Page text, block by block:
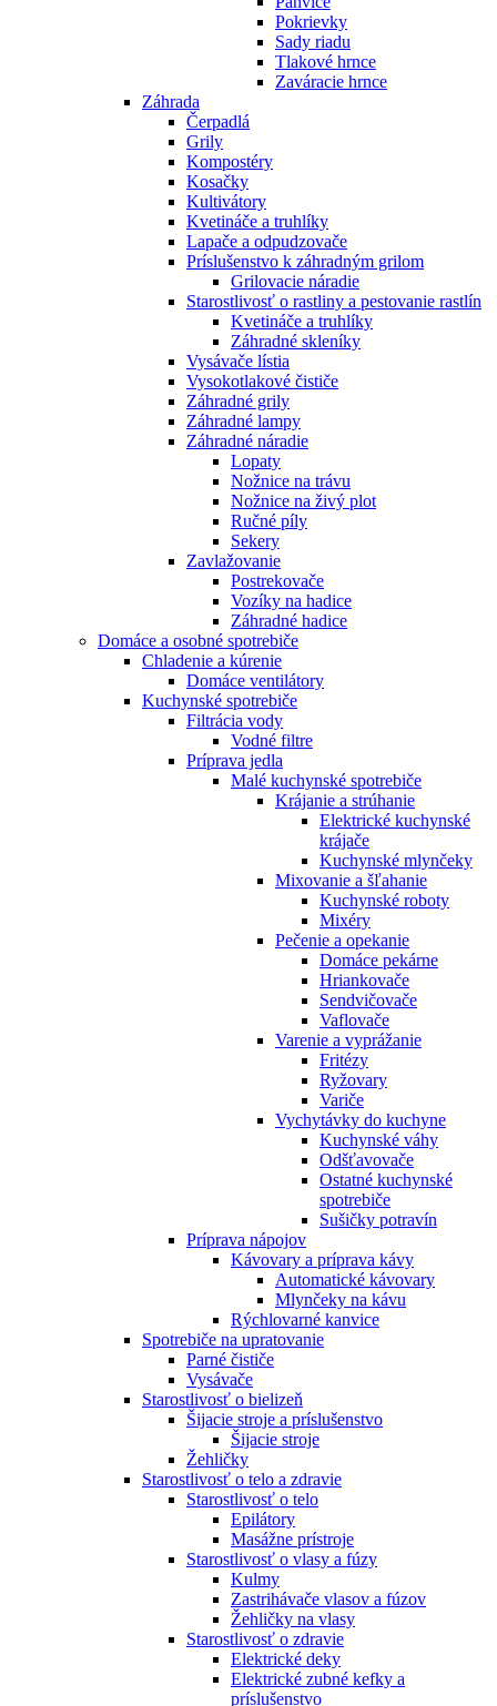
Pokrievky
Sady riadu
Tlakové hrnce
Zaváracie hrnce
Záhrada
Čerpadlá
Grily
Kompostéry
Kosačky
Kultivátory
Kvetináče a truhlíky
Lapače a odpudzovače
Príslušenstvo k záhradným grilom
Grilovacie náradie
Starostlivosť o rastliny a pestovanie rastlín
Kvetináče a truhlíky
Záhradné skleníky
Vysávače lístia
Vysokotlakové čističe
Záhradné grily
Záhradné lampy
Záhradné náradie
Lopaty
Nožnice na trávu
Nožnice na živý plot
Ručné píly
Sekery
Zavlažovanie
Postrekovače
Vozíky na hadice
Záhradné hadice
Domáce a osobné spotrebiče
Chladenie a kúrenie
Domáce ventilátory
Kuchynské spotrebiče
Filtrácia vody
Vodné filtre
Príprava jedla
Malé kuchynské spotrebiče
Krájanie a strúhanie
Elektrické kuchynské
krájače
Kuchynské mlynčeky
Mixovanie a šľahanie
Kuchynské roboty
Mixéry
Pečenie a opekanie
Domáce pekárne
Hriankovače
Sendvičovače
Vaflovače
Varenie a vyprážanie
Fritézy
Ryžovary
Variče
Vychytávky do kuchyne
Kuchynské váhy
Odšťavovače
Ostatné kuchynské
spotrebiče
Sušičky potravín
Príprava nápojov
Kávovary a príprava kávy
Automatické kávovary
Mlynčeky na kávu
Rýchlovarné kanvice
Spotrebiče na upratovanie
Parné čističe
Vysávače
Starostlivosť o bielizeň
Šijacie stroje a príslušenstvo
Šijacie stroje
Žehličky
Starostlivosť o telo a zdravie
Starostlivosť o telo
Epilátory
Masážne prístroje
Starostlivosť o vlasy a fúzy
Kulmy
Zastrihávače vlasov a fúzov
Žehličky na vlasy
Starostlivosť o zdravie
Elektrické deky
Elektrické zubné kefky a
príslušenstvo